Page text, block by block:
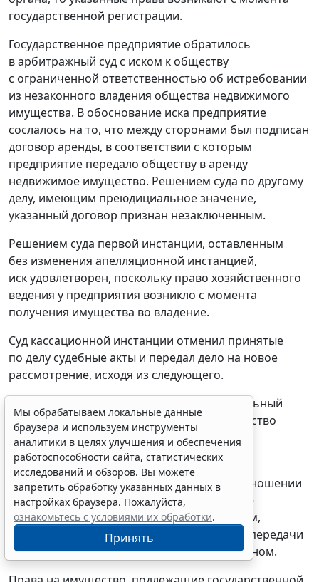
государственной регистрации.
Государственное предприятие обратилось
в арбитражный суд с иском к обществу
с ограниченной ответственностью об истребовании
из незаконного владения общества недвижимого
имущества. В обоснование иска предприятие
сослалось на то, что между сторонами был подписан
договор аренды, в соответствии с которым
предприятие передало обществу в аренду
недвижимое имущество. Решением суда по другому
делу, имеющим преюдициальное значение,
указанный договор признан незаключенным.
Решением суда первой инстанции, оставленным
без изменения апелляционной инстанцией,
иск удовлетворен, поскольку право хозяйственного
ведения у предприятия возникло с момента
получения имущества во владение.
Суд кассационной инстанции отменил принятые
по делу судебные акты и передал дело на новое
рассмотрение, исходя из следующего.
ГК РФ собственник (титульный
владелец) вправе истребовать свое имущество
из чужого незаконного владения.
В соответствии сп. 1 ст. 299ГК РФ право
хозяйственного ведения имуществом, в отношении
которого собственником принято решение
о закреплении за унитарным предприятием,
возникает у этого предприятия с момента передачи
имущества, если иное не установлено законом.
Мы обрабатываем локальные данные
браузера и используем инструменты
аналитики в целях улучшения и обеспечения
работоспособности сайта, статистических
исследований и обзоров. Вы можете
запретить обработку указанных данных в
настройках браузера. Пожалуйста,
ознакомьтесь с условиями их обработки.
Принять